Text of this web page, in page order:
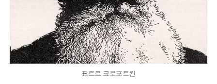
표트르 크로포트킨